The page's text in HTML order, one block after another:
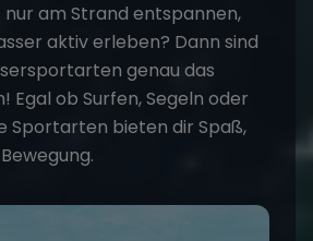
am Strand entspannen,
aktiv erleben? Dann sind
genau das
Egal ob Surfen, Segeln oder
Sportarten bieten dir Spaß,